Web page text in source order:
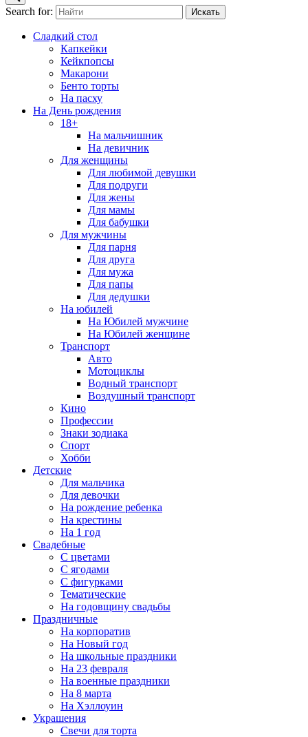
Search for:
Сладкий стол
Капкейки
Кейкпопсы
Макарони
Бенто торты
На пасху
На День рождения
18+
На мальчишник
На девичник
Для женщины
Для любимой девушки
Для подруги
Для жены
Для мамы
Для бабушки
Для мужчины
Для парня
Для друга
Для мужа
Для папы
Для дедушки
На юбилей
На Юбилей мужчине
На Юбилей женщине
Транспорт
Авто
Мотоциклы
Водный транспорт
Воздушный транспорт
Кино
Профессии
Знаки зодиака
Спорт
Хобби
Детские
Для мальчика
Для девочки
На рождение ребенка
На крестины
На 1 год
Свадебные
С цветами
С ягодами
С фигурками
Тематические
На годовщину свадьбы
Праздничные
На корпоратив
На Новый год
На школьные праздники
На 23 февраля
На военные праздники
На 8 марта
На Хэллоуин
Украшения
Свечи для торта